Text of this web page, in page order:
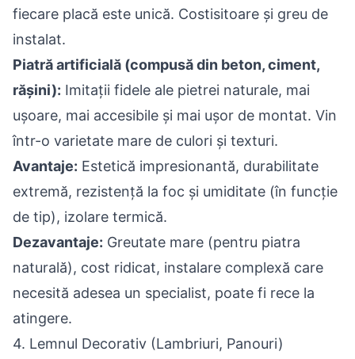
fiecare placă este unică. Costisitoare și greu de
instalat.
Piatră artificială (compusă din beton, ciment,
rășini): Imitații fidele ale pietrei naturale, mai
ușoare, mai accesibile și mai ușor de montat. Vin
într-o varietate mare de culori și texturi.
Avantaje: Estetică impresionantă, durabilitate
extremă, rezistență la foc și umiditate (în funcție
de tip), izolare termică.
Dezavantaje: Greutate mare (pentru piatra
naturală), cost ridicat, instalare complexă care
necesită adesea un specialist, poate fi rece la
atingere.
4. Lemnul Decorativ (Lambriuri, Panouri)